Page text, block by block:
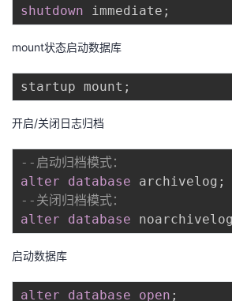
shutdown immediate ;
mount状态启动数据库
startup mount ;
开启/关闭日志归档
--启动归档模式：
alter
database archivelog ;
--关闭归档模式：
alter
database noarchivelog
启动数据库
alter database open ;